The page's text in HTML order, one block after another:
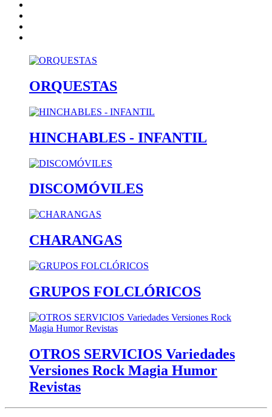
ORQUESTAS
HINCHABLES - INFANTIL
DISCOMÓVILES
CHARANGAS
GRUPOS FOLCLÓRICOS
OTROS SERVICIOS Variedades
Versiones Rock Magia Humor
Revistas